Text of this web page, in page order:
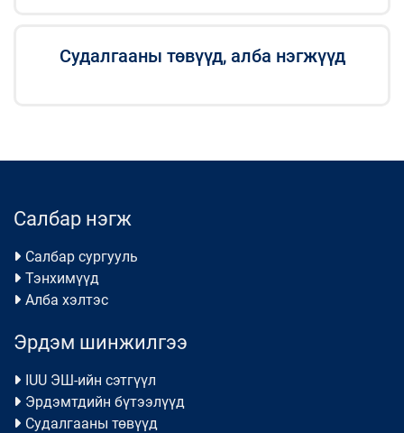
Судалгааны төвүүд, алба нэгжүүд
Салбар нэгж
Салбар сургууль
Тэнхимүүд
Алба хэлтэс
Эрдэм шинжилгээ
IUU ЭШ-ийн сэтгүүл
Эрдэмтдийн бүтээлүүд
Судалгааны төвүүд